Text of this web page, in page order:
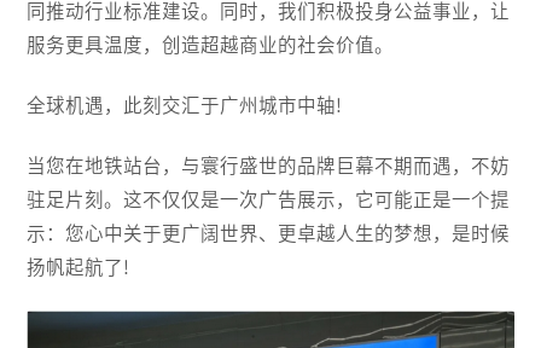
同推动行业标准建设。同时，我们积极投身公益事业，让
服务更具温度，创造超越商业的社会价值。
全球机遇，此刻交汇于广州城市中轴!
当您在地铁站台，与寰行盛世的品牌巨幕不期而遇，不妨
驻足片刻。这不仅仅是一次广告展示，它可能正是一个提
示：您心中关于更广阔世界、更卓越人生的梦想，是时候
扬帆起航了!